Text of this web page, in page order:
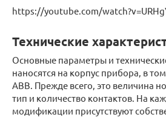
https://youtube.com/
Технические
Основные параметры и
наносятся на корпус прибора, в
АВВ. Прежде всего, это величина
тип и количество контактов. На
модификации присутствуют